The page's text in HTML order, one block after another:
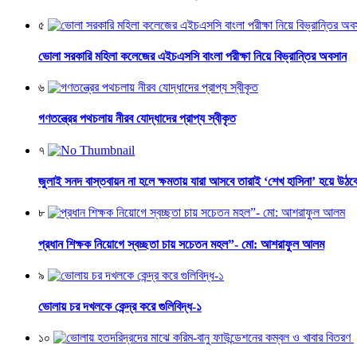
৫
ভোলা সরকারি মহিলা কলেজের এইচএসসি বাংলা পরীক্ষা নিয়ে বিভ্রান্তির অবসান
৬
গণতন্ত্রের পথচলায় নীরব যোদ্ধাদের প্রাপ্য স্বীকৃত
৭
জুলাই সনদ বাস্তবায়ন না হলে ক্ষমতায় যারা আসবে তারাই ‘শেখ হাসিনা’ হয়ে
৮
প্রধান শিক্ষক নিয়োগে স্বচ্ছতা চায় সচেতন মহল”- মো: আশরাফুল আলম
৯
ভোলায় চর দখলকে কেন্দ্র করে গুলিবিদ্ধ-১
১০